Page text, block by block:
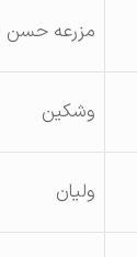
مزرعه حسن اباد
وشکین
ولیان